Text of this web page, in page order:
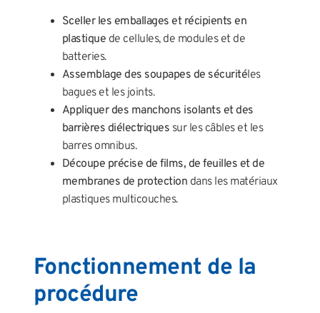
Sceller les emballages et récipients en
plastique de cellules, de modules et de
batteries.
Assemblage des soupapes de sécuritéles
bagues et les joints.
Appliquer des manchons isolants et des
barrières diélectriques sur les câbles et les
barres omnibus.
Découpe précise de films, de feuilles et de
membranes de protection dans les matériaux
plastiques multicouches.
Fonctionnement de la
procédure